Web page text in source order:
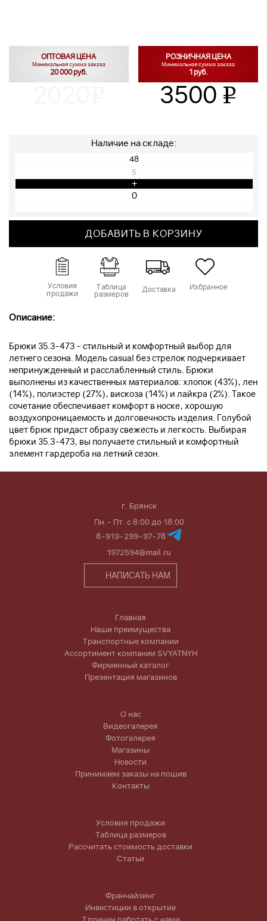
ОПТОВАЯ ЦЕНА
Минимальная сумма заказа
20 000 руб.
РОЗНИЧНАЯ ЦЕНА
Минимальная сумма заказа
1 руб.
3500 v
Наличие на складе:
48
5
+
ДОБАВИТЬ В КОРЗИНУ
Условия
продажи
Таблица
размеров
Доставка Избранное
Описание:
Брюки 35.3-473 - стильный и комфортный выбор для
летнего сезона. Модель casual без стрелок подчеркивает
непринужденный и расслабленный стиль. Брюки
выполнены из качественных материалов: хлопок (43%), лен
(14%), полиэстер (27%), вискоза (14%) и лайкра (2%). Такое
сочетание обеспечивает комфорт в носке, хорошую
воздухопроницаемость и долговечность изделия. Голубой
цвет брюк придаст образу свежесть и легкость. Выбирая
брюки 35.3-473, вы получаете стильный и комфортный
элемент гардероба на летний сезон.
г. Брянск
Пн.- Пт. с 8:00 до 18:00
8-919-299-97-78
1972594@mail.ru
НАПИСАТЬ НАМ
Главная
Наши преимущества
Транспортные компании
Ассортимент компании SVYATNYH
Фирменный каталог
Презентация магазинов
О нас
Видеогалерея
Фотогалерея
Магазины
Новости
Принимаем заказы на пошив
Контакты
Условия продажи
Таблица размеров
Рассчитать стоимость доставки
Статьи
Франчайзинг
Инвестиции в открытие